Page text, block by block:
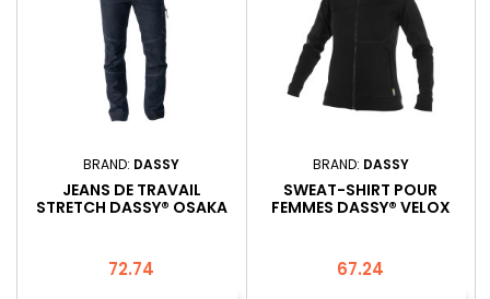
BRAND: DASSY
JEANS DE TRAVAIL
STRETCH DASSY® OSAKA
Price
72.74
BRAND: DASSY
SWEAT-SHIRT POUR
FEMMES DASSY® VELOX
Price
67.24